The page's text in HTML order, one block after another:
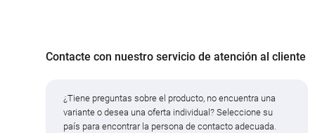
Contacte con nuestro servicio de atención al cliente
¿Tiene preguntas sobre el producto, no encuentra una
variante o desea una oferta individual? Seleccione su
país para encontrar la persona de contacto adecuada.